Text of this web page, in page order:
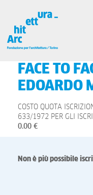
FACE TO
EDOARDO
COSTO QUOTA
633/1972 PER GLI
0.00 €
Non è più possibile